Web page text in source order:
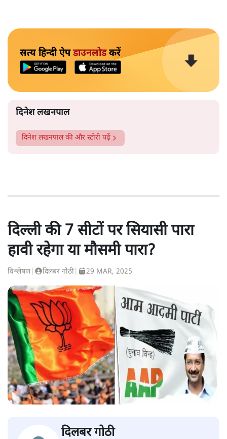
सत्य हिन्दी ऐपडाउनलोडकरें
दिनेश लखनपाल
दिनेश लखनपालकी और स्टोरी पढ़ें
दिल्ली की 7 सीटों पर सियासी पारा
हावी रहेगा या मौसमी पारा?
विश्लेषण| दिलबर गोठी 29 MAR, 2025
दिलबर गोठी